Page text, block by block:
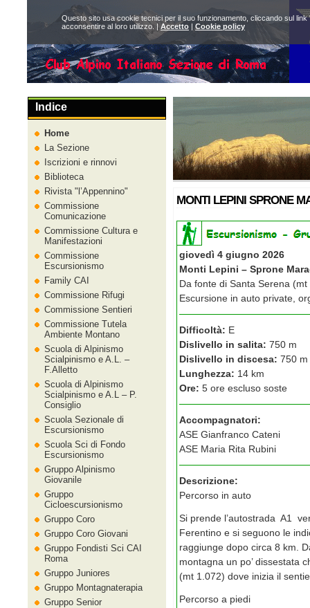
MONTI LEPINI SPRONE
giovedì 4 giugno 2026
Monti Lepini – Sprone
Da fonte di Santa Serena (mt
Escursione in auto private,
Difficoltà: E
Dislivello in salita: 750 m
Dislivello in discesa: 750 m
Lunghezza: 14 km
Ore: 5 ore escluso soste
Accompagnatori:
ASE Gianfranco Cateni
ASE Maria Rita Rubini
Descrizione:
Percorso in auto
Si prende l’autostrada A1
Ferentino e si seguono le
raggiunge dopo circa 8 km.
montagna un po’ dissestata
(mt 1.072) dove inizia il
Percorso a piedi
Indice
Home
La Sezione
Iscrizioni e rinnovi
Biblioteca
Rivista
l’Appennino
Commissione
Comunicazione
Commissione Cultura e
Manifestazioni
Commissione
Escursionismo
Family CAI
Commissione Rifugi
Commissione Sentieri
Commissione Tutela
Ambiente Montano
Scuola di Alpinismo
Scialpinismo e A.L. –
F.Alletto
Scuola di Alpinismo
Scialpinismo e A.L – P.
Consiglio
Scuola Sezionale di
Escursionismo
Scuola Sci di Fondo
Escursionismo
Gruppo Alpinismo
Giovanile
Gruppo
Cicloescursionismo
Gruppo Coro
Gruppo Coro Giovani
Gruppo Fondisti Sci CAI
Roma
Gruppo Juniores
Gruppo Montagnaterapia
Gruppo Senior
Questo sito usa cookie tecnici per il suo funzionamento, cliccando sul
acconsentire al loro utilizzo. |Accetto | Cookie policy